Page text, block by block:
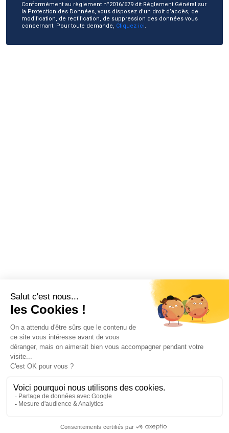
Conformément au règlement n°2016/679 dit Règlement Général sur
la Protection des Données, vous disposez d’un droit d’accès, de
modification, de rectification, de suppression des données vous
concernant. Pour toute demande, Cliquez ici.